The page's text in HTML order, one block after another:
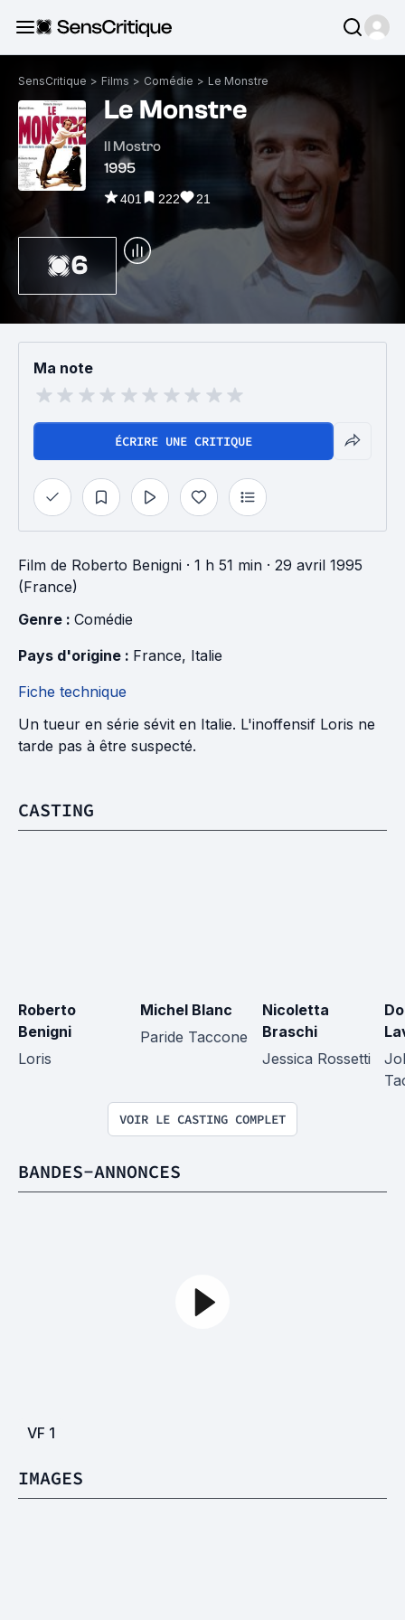
SensCritique > Films > Comédie > Le Monstre
Le Monstre
Il Mostro
1995
401 222 21
6
Ma note
ÉCRIRE UNE CRITIQUE
Film de Roberto Benigni · 1 h 51 min · 29 avril 1995
(France)
Genre : Comédie
Pays d'origine : France, Italie
Fiche technique
Un tueur en série sévit en Italie. L'inoffensif Loris ne
tarde pas à être suspecté.
CASTING
Roberto
Benigni
Loris
Michel Blanc
Paride Taccone
Nicoletta
Braschi
Jessica Rossetti
VOIR LE CASTING COMPLET
BANDES-ANNONCES
VF 1
IMAGES